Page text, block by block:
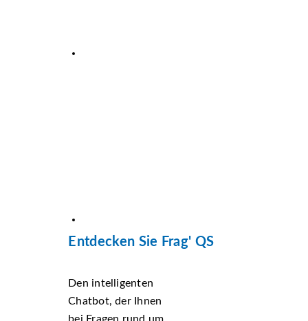
Entdecken Sie Frag' QS
Den intelligenten
Chatbot, der Ihnen